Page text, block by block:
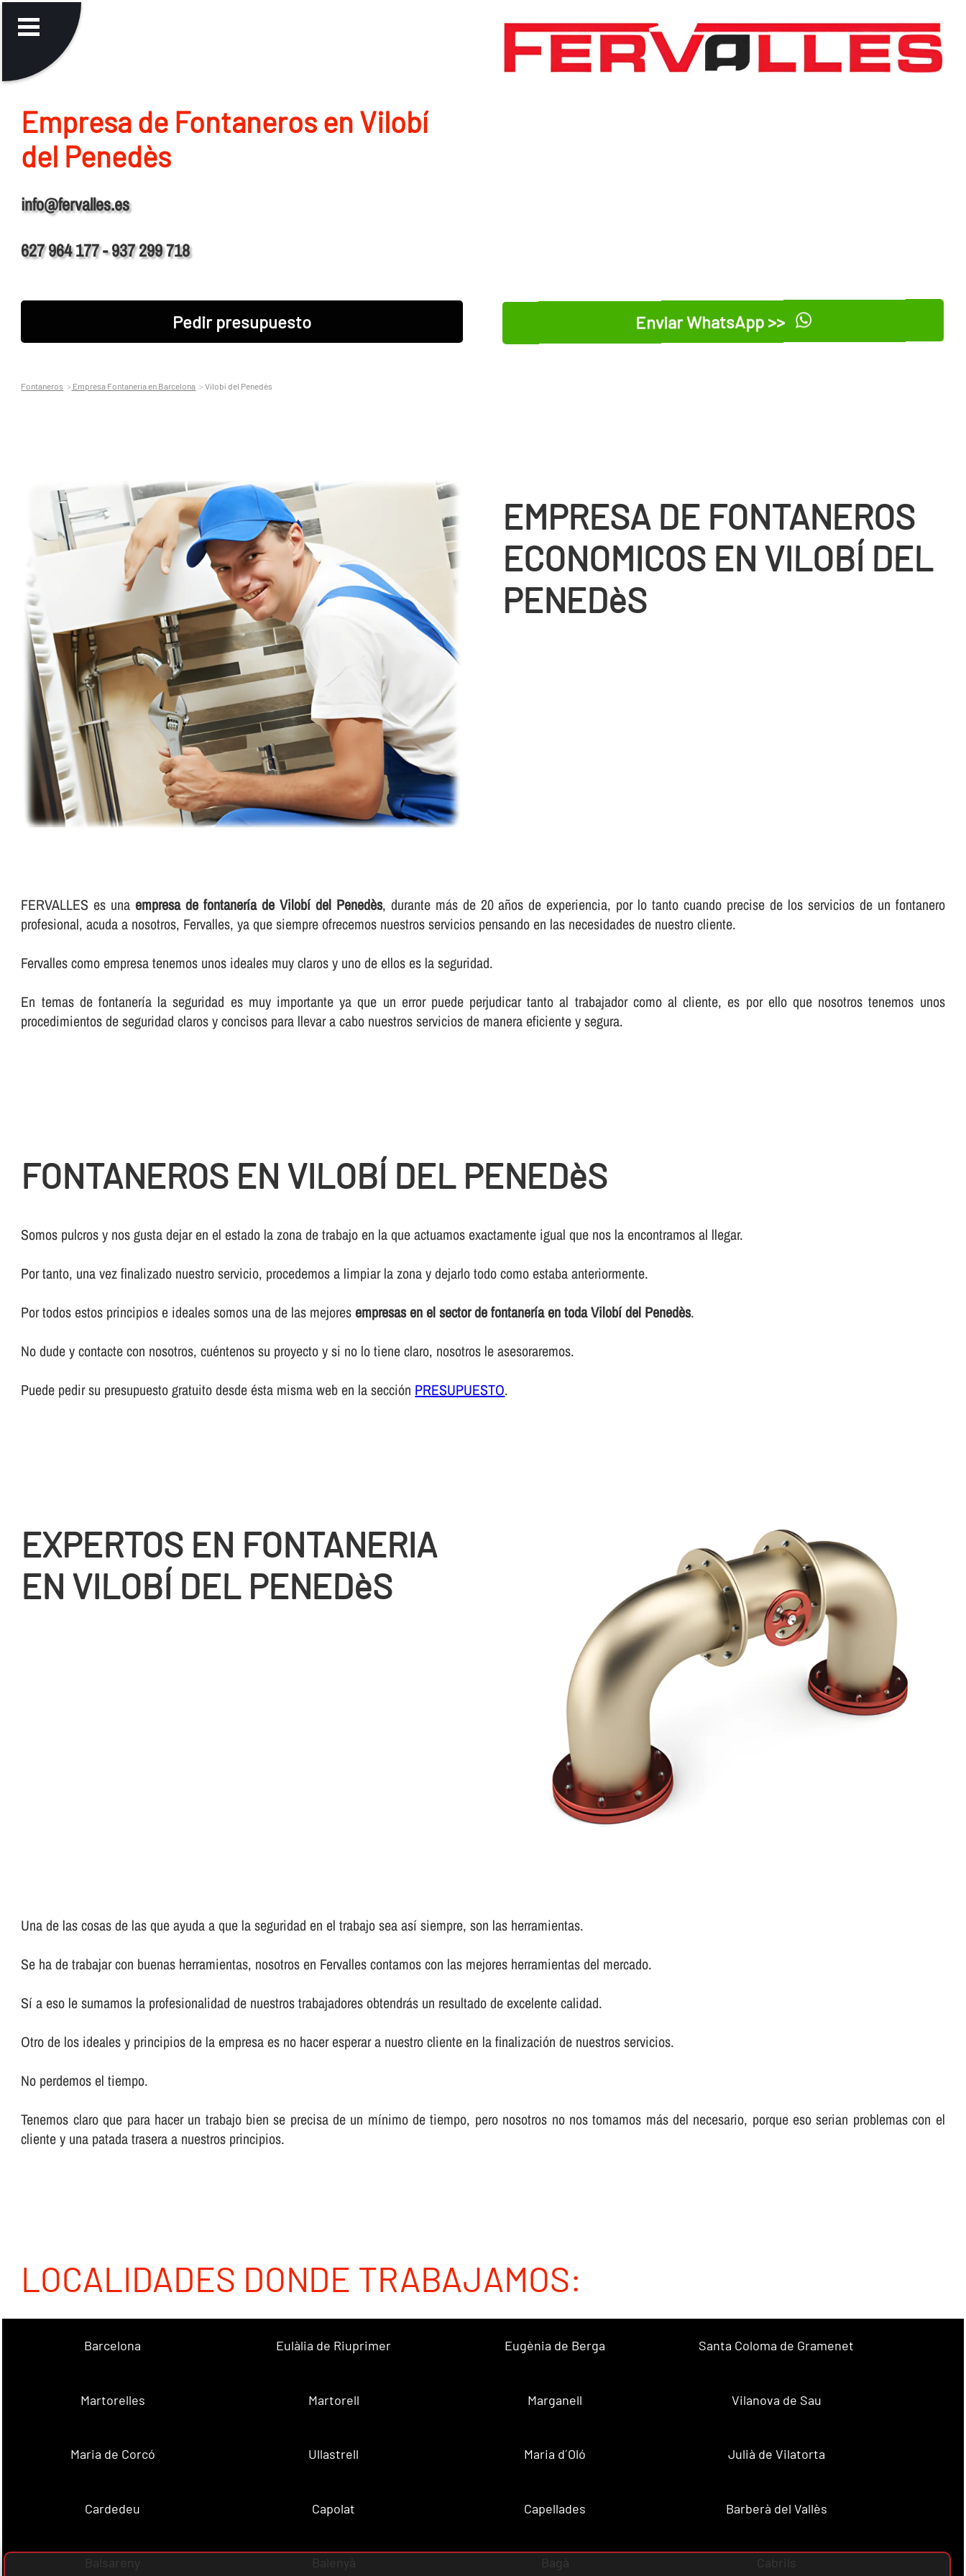
Empresa de Fontaneros en Vilobí
del Penedès
info@fervalles.es
627 964 177 - 937 299 718
Pedir presupuesto Enviar WhatsApp >>
Fontaneros Empresa Fontaneria en Barcelona Vilobí del Penedès
EMPRESA DE FONTANEROS
ECONOMICOS EN VILOBÍ DEL
PENEDèS
FERVALLES es unaempresa de fontanerí­a de Vilobí del Penedès, durante más de 20 años de experiencia, por lo tanto cuando precise de los servicios de un fontanero
profesional, acuda a nosotros, Fervalles, ya que siempre ofrecemos nuestros servicios pensando en las necesidades de nuestro cliente.
Fervalles como empresa tenemos unos ideales muy claros y uno de ellos es la seguridad.
En temas de fontanerí­a la seguridad es muy importante ya que un error puede perjudicar tanto al trabajador como al cliente, es por ello que nosotros tenemos unos
procedimientos de seguridad claros y concisos para llevar a cabo nuestros servicios de manera eficiente y segura.
FONTANEROS EN VILOBÍ DEL PENEDèS
Somos pulcros y nos gusta dejar en el estado la zona de trabajo en la que actuamos exactamente igual que nos la encontramos al llegar.
Por tanto, una vez finalizado nuestro servicio, procedemos a limpiar la zona y dejarlo todo como estaba anteriormente.
Por todos estos principios e ideales somos una de las mejoresempresas en el sector de fontanerí­a en toda Vilobí del Penedès.
No dude y contacte con nosotros, cuéntenos su proyecto y si no lo tiene claro, nosotros le asesoraremos.
Puede pedir su presupuesto gratuito desde ésta misma web en la sección PRESUPUESTO.
EXPERTOS EN FONTANERIA
EN VILOBÍ DEL PENEDèS
Una de las cosas de las que ayuda a que la seguridad en el trabajo sea así­ siempre, son las herramientas.
Se ha de trabajar con buenas herramientas, nosotros en Fervalles contamos con las mejores herramientas del mercado.
Sí­ a eso le sumamos la profesionalidad de nuestros trabajadores obtendrás un resultado de excelente calidad.
Otro de los ideales y principios de la empresa es no hacer esperar a nuestro cliente en la finalización de nuestros servicios.
No perdemos el tiempo.
Tenemos claro que para hacer un trabajo bien se precisa de un mí­nimo de tiempo, pero nosotros no nos tomamos más del necesario, porque eso serian problemas con el
cliente y una patada trasera a nuestros principios.
LOCALIDADES DONDE TRABAJAMOS:
Barcelona Eulàlia de Riuprimer Eugènia de Berga Santa Coloma de Gramenet
Martorelles Martorell Marganell Vilanova de Sau
Maria de Corcó Ullastrell Maria d´Oló Julià de Vilatorta
Cardedeu Capolat Capellades Barberà del Vallès
Balsareny Balenyà Bagà Cabrils